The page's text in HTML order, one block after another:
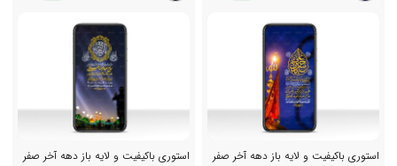
استوری باکیفیت و لایه باز دهه آخر صفر استوری باکیفیت و لایه باز دهه آخر صفر